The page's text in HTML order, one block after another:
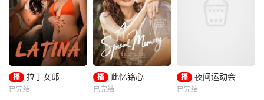
育有两子的弗朗索
瓦与朱莉陷入灵肉
疏离。为探索真实
自我，他们开启开
放式关系，纵身情
欲迷局……然世事
岂能尽如人意？
现，杀害了水生爱
慕的的香兰弟弟和
拉丁女郎
播 拉丁女郎
已完结
此忆铭心
播 此忆铭心
已完结
夜间运动会
播 夜间运动会
已完结